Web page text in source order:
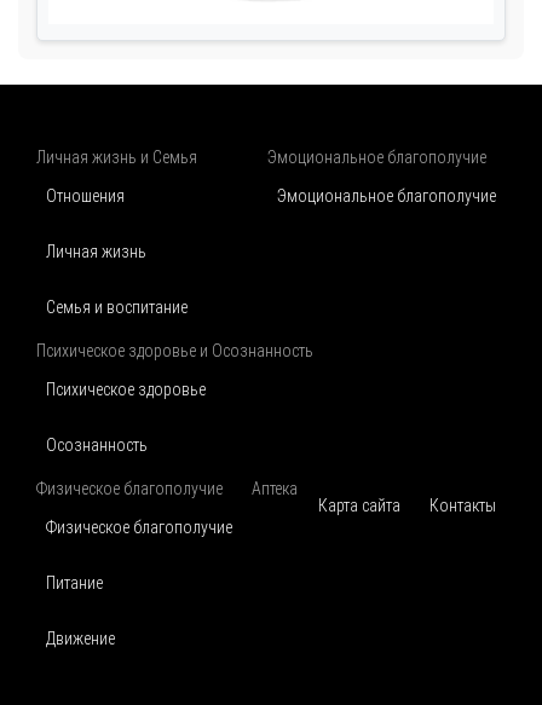
Личная жизнь и Семья
Отношения
Личная жизнь
Семья и воспитание
Эмоциональное благополучие
Эмоциональное благополучие
Психическое здоровье и Осознанность
Психическое здоровье
Осознанность
Физическое благополучие
Физическое благополучие
Питание
Движение
Аптека
Карта сайта
Контакты